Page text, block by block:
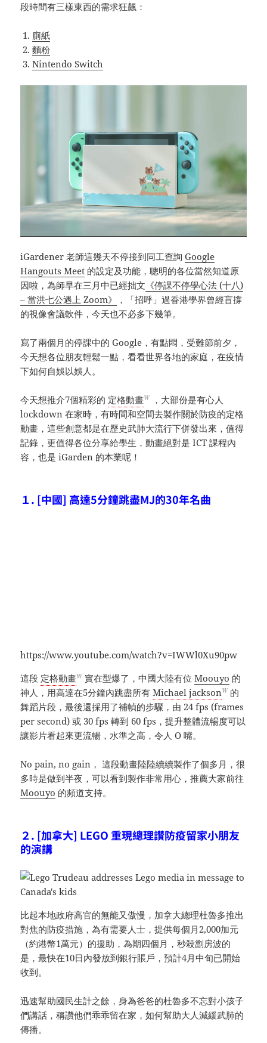
段時間有三樣東西的需求狂飆：
廁紙
麵粉
Nintendo Switch
iGardener 老師這幾天不停接到同工查詢Google
Hangouts Meet 的設定及功能，聰明的各位當然知道原
因啦，為師早在三月中已經拙文 《停課不停學心法 (十八)
– 當洪七公遇上 Zoom》
，「招呼」過香港學界曾經盲撐
的視像會議軟件，今天也不必多下幾筆。
寫了兩個月的停課中的 Google，有點悶，受難節前夕，
今天想各位朋友輕鬆一點，看看世界各地的家庭，在疫情
下如何自娛以娛人。
今天想推介7個精彩的 定格動畫W
，大部份是有心人
lockdown 在家時，有時間和空間去製作關於防疫的定格
動畫，這些創意都是在歷史武肺大流行下併發出來，值得
記錄，更值得各位分享給學生，動畫絕對是 ICT 課程內
容，也是 iGarden 的本業呢！
１. [中國] 高達5分鐘跳盡MJ的30年名曲
https://www.youtube.com/watch?v=IWWl0Xu90pw
這段 定格動畫W 實在型爆了，中國大陸有位Moouyo 的
神人，用高達在5分鐘內跳盡所有Michael jacksonW 的
舞蹈片段，最後還採用了補幀的步驟，由 24 fps (frames
per second) 或 30 fps 轉到 60 fps，提升整體流暢度可以
讓影片看起來更流暢，水準之高，令人 O 嘴。
No pain, no gain， 這段動畫陸陸續續製作了個多月，很
多時是做到半夜，可以看到製作非常用心，推薦大家前往
Moouyo 的頻道支持。
２. [加拿大] LEGO 重現總理讚防疫留家小朋友
的演講
比起本地政府高官的無能又傲慢，加拿大總理杜魯多推出
對焦的防疫措施，為有需要人士，提供每個月2,000加元
（約港幣1萬元）的援助，為期四個月，秒殺劏房波的
是，最快在10日內發放到銀行賬戶，預計4月中旬已開始
收到。
迅速幫助國民生計之餘，身為爸爸的杜魯多不忘對小孩子
們講話，稱讚他們乖乖留在家，如何幫助大人減緩武肺的
傳播。